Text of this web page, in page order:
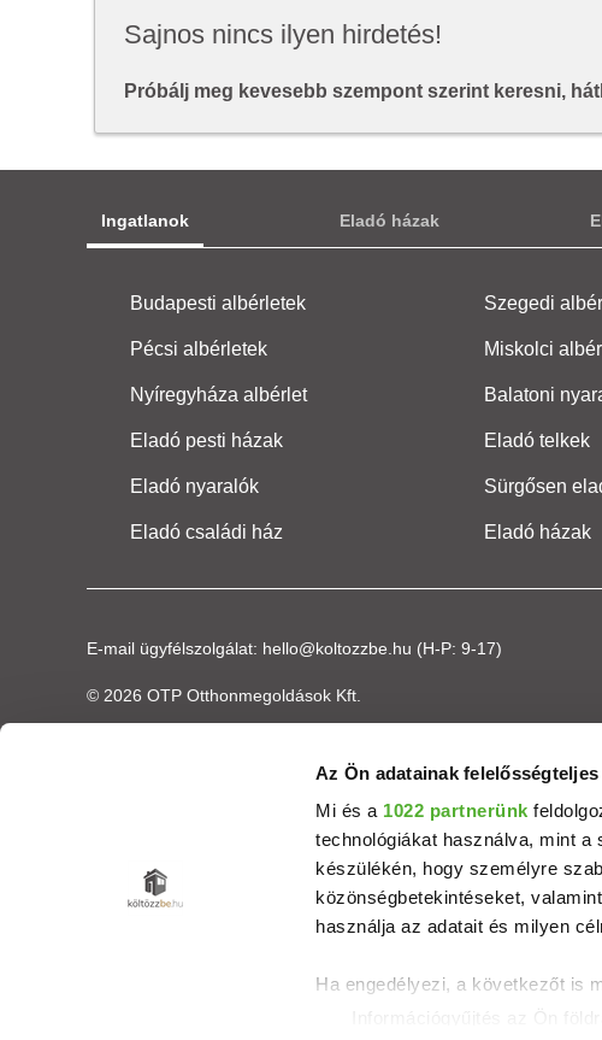
Az Ön adatainak
Mi és a 1022 partnerünk
technológiákat használva, mint
készülékén, hogy személyre
közönségbetekintéseket,
használja az adatait és milyen
Ha engedélyezi, a következőt is
Sajnos nincs ilyen hirdetés!
Próbálj meg kevesebb szempont szerint keresni,
Ingatlanok Eladó házak
Budapesti albérletek Szegedi
Pécsi albérletek Miskolci
Nyíregyháza albérlet Balatoni
Eladó pesti házak Eladó telkek
Eladó nyaralók Sürgősen
Eladó családi ház Eladó házak
E-mail ügyfélszolgálat: hello@koltozzbe.hu (H-P: 9-17)
© 2026 OTP Otthonmegoldások Kft.